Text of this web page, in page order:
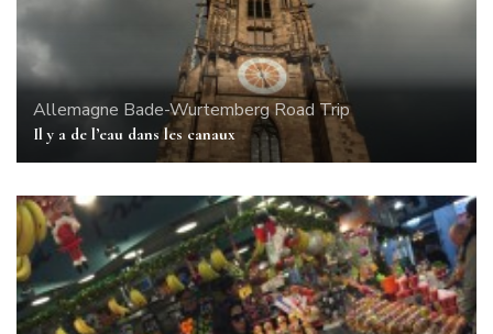
Allemagne Bade-WurtembergRoad Trip
Il y a de l’eau dans les canaux